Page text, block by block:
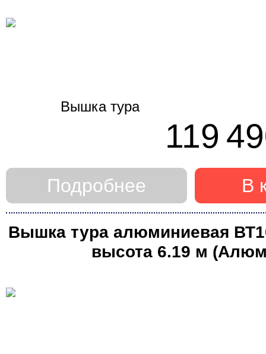
119
В
Подробнее
Вышка тура алюминиевая
высота 6.19 м